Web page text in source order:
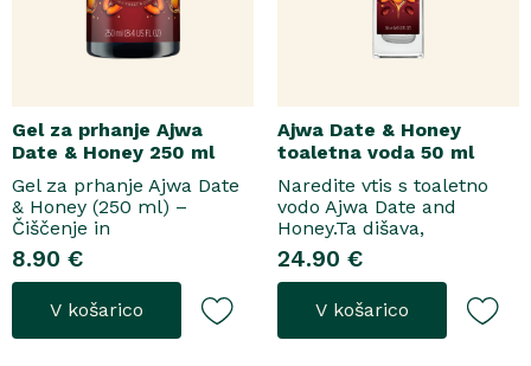
Gel za prhanje Ajwa
Date & Honey 250 ml
Gel za prhanje Ajwa Date
& Honey (250 ml) –
Čiščenje in
pomladitevSpremenite
svoje vsakodnevno
prhanje v razkošen
orientalski ritual z gelom
za prhanje Ajwa Date &
8.90 €
V košarico
Ajwa Date & Honey
toaletna voda 50 ml
Naredite vtis s toaletno
vodo Ajwa Date and
Honey.Ta dišava,
zasnovana tako za
razkošne priložnosti kot
za vsakodnevno nošenje,
se odpre z notami suhega
grozdja, labana in frezije,
24.90 €
V košarico